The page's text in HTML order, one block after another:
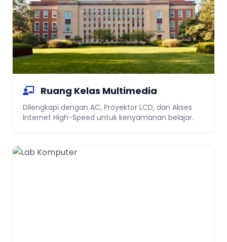
Ruang Kelas Multimedia
Dilengkapi dengan AC, Proyektor LCD, dan Akses
Internet High-Speed untuk kenyamanan belajar.